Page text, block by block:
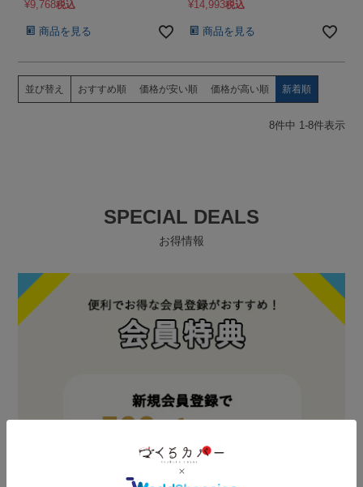
¥9,768税込
商品を見る
¥14,993税込
商品を見る
並び替え おすすめ順 価格が安い順 価格が高い順 新着順
8件中 1 -8件表示
SPECIAL DEALS
お得情報